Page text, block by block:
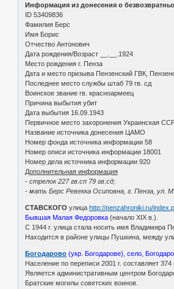
Информация из донесения о
ID 53409836
Фамилия Берс
Имя Борис
Отчество Антонович
Дата рождения/Возраст __.__.1924
Место рождения г. Пенза
Дата и место призыва Пензенский ГВК,
Последнее место службы штаб 79 гв. сд
Воинское звание гв. красноармеец
Причина выбытия убит
Дата выбытия 16.09.1943
Первичное место захоронения Украинская
Название источника донесения ЦАМО
Номер фонда источника информации 58
Номер описи источника информации 18001
Номер дела источника информации 920
Дополнительная информация
- стрелок 227 гв.сп 79 гв.сд;
- мать Берс Ревекка Осиповна, г. Пенза, ул.
СТАВСКОГО улицаhttp://penzahroniki.ru/
Бывшая Малая Федоровка(начало XIX в.).
С 1944 г. улица стала носить имя Владимира
Находится в районе улицы Пушкина, между
Богодарово (укр. Богодарове), село,
Население по переписи 2001 г. составляет
Является административным центром
Братские могилы советских воинов.